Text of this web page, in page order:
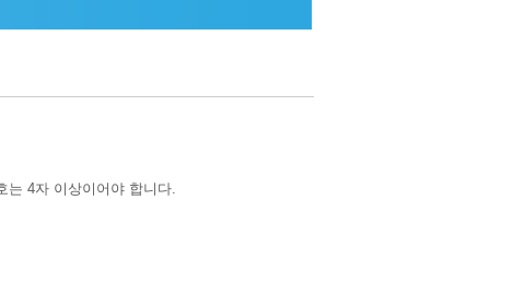
는 4자 이상이어야 합니다.